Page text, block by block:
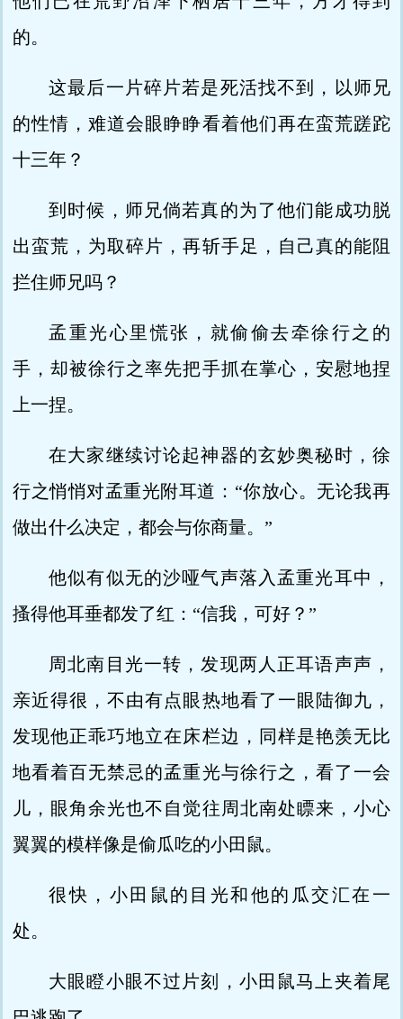
的。
这最后一片碎片若是死活找不到，以师兄
的性情，难道会眼睁睁看着他们再在蛮荒蹉跎
十三年？
到时候，师兄倘若真的为了他们能成功脱
出蛮荒，为取碎片，再斩手足，自己真的能阻
拦住师兄吗？
孟重光心里慌张，就偷偷去牵徐行之的
手，却被徐行之率先把手抓在掌心，安慰地捏
上一捏。
在大家继续讨论起神器的玄妙奥秘时，徐
行之悄悄对孟重光附耳道：“你放心。无论我再
做出什么决定，都会与你商量。”
他似有似无的沙哑气声落入孟重光耳中，
搔得他耳垂都发了红：“信我，可好？”
周北南目光一转，发现两人正耳语声声，
亲近得很，不由有点眼热地看了一眼陆御九，
发现他正乖巧地立在床栏边，同样是艳羡无比
地看着百无禁忌的孟重光与徐行之，看了一会
儿，眼角余光也不自觉往周北南处瞟来，小心
翼翼的模样像是偷瓜吃的小田鼠。
很快，小田鼠的目光和他的瓜交汇在一
处。
大眼瞪小眼不过片刻，小田鼠马上夹着尾